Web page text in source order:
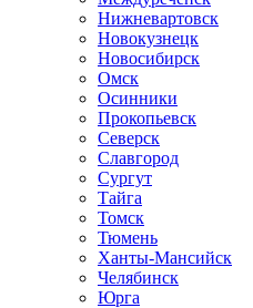
Нижневартовск
Новокузнецк
Новосибирск
Омск
Осинники
Прокопьевск
Северск
Славгород
Сургут
Тайга
Томск
Тюмень
Ханты-Мансийск
Челябинск
Юрга